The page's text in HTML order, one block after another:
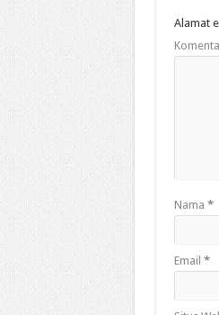
Alamat
Nama *
Email *